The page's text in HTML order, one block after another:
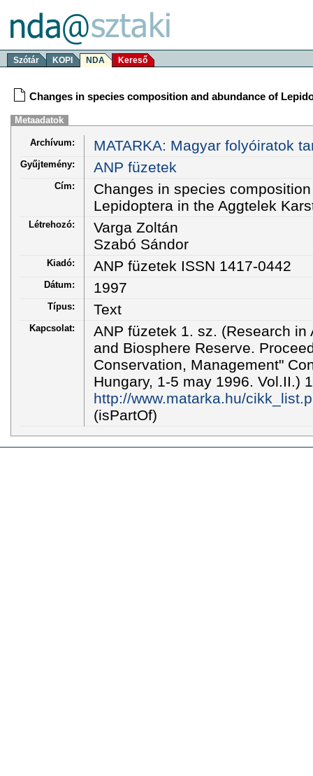
Szótár KOPI NDA Kereső
Changes in species composition and abundance of
Metaadatok
Archívum: MATARKA: Magyar folyóiratok
Gyűjtemény: ANP füzetek
Cím:
Changes in species
Lepidoptera in the Aggtelek
Létrehozó:
Varga Zoltán
Szabó Sándor
Kiadó: ANP füzetek ISSN 1417-0442
Dátum: 1997
Típus: Text
Kapcsolat:
ANP füzetek 1. sz. (Research in
and Biosphere Reserve.
Conservation, Management"
Hungary, 1-5 may 1996. Vol.II.)
http://www.matarka.hu/
(isPartOf)